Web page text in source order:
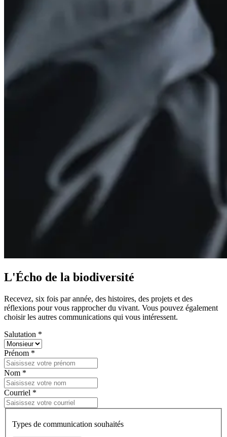
L'Écho de la biodiversité
Recevez, six fois par année, des histoires, des projets et des
réflexions pour vous rapprocher du vivant. Vous pouvez également
choisir les autres communications qui vous intéressent.
Salutation *
Prénom *
Nom *
Courriel *
Types de communication souhaités